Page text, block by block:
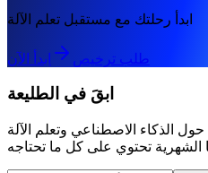
ابدأ رحلتك مع مستقبل تعلم الآلة
طلب ترخيص ابدأ الآن
ابقَ في الطليعة
الذكاء الاصطناعي وتعلم الآلة